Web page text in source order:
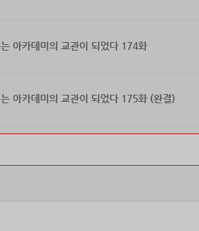
아카데미의 교관이 되었다 174화
아카데미의 교관이 되었다 175화 (완결)